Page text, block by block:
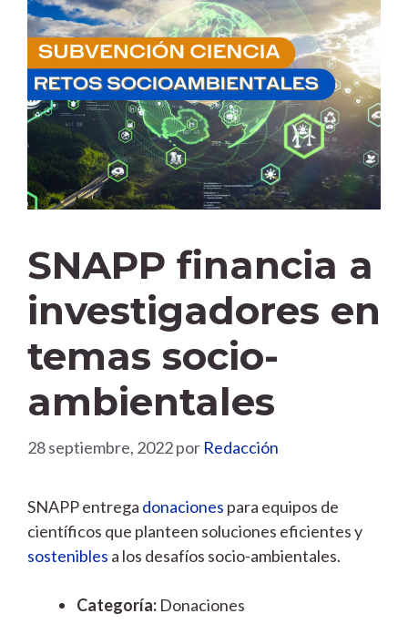
SNAPP financia a
investigadores en
temas socio-
ambientales
28 septiembre, 2022por Redacción
SNAPP entrega donaciones para equipos de
científicos que planteen soluciones eficientes y
sostenibles a los desafíos socio-ambientales.
Categoría: Donaciones